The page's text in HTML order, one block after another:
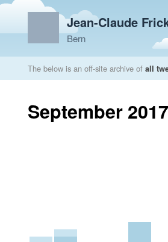
Jean-Claude
Bern
The below is an off-site archive of all
September 2017